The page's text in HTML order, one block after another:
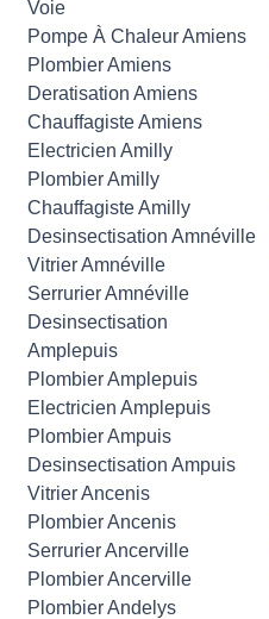
Voie
Pompe À Chaleur Amiens
Plombier Amiens
Deratisation Amiens
Chauffagiste Amiens
Electricien Amilly
Plombier Amilly
Chauffagiste Amilly
Desinsectisation Amnéville
Vitrier Amnéville
Serrurier Amnéville
Desinsectisation
Amplepuis
Plombier Amplepuis
Electricien Amplepuis
Plombier Ampuis
Desinsectisation Ampuis
Vitrier Ancenis
Plombier Ancenis
Serrurier Ancerville
Plombier Ancerville
Plombier Andelys